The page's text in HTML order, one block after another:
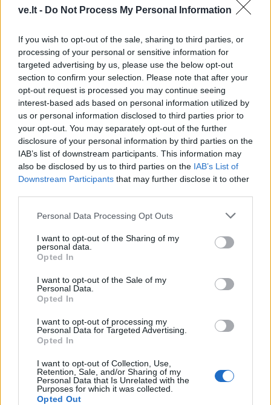
ve.lt - Do Not Process My Personal Information
If you wish to opt-out of the sale, sharing to third parties, or
processing of your personal or sensitive information for
targeted advertising by us, please use the below opt-out
section to confirm your selection. Please note that after your
opt-out request is processed you may continue seeing
interest-based ads based on personal information utilized by
us or personal information disclosed to third parties prior to
your opt-out. You may separately opt-out of the further
disclosure of your personal information by third parties on the
IAB’s list of downstream participants. This information may
also be disclosed by us to third parties on the IAB’s List of
Downstream Participants that may further disclose it to other
Personal Data Processing Opt Outs
I want to opt-out of the Sharing of my
personal data.
Opted In
I want to opt-out of the Sale of my
Personal Data.
Opted In
I want to opt-out of processing my
Personal Data for Targeted Advertising.
Opted In
I want to opt-out of Collection, Use,
Retention, Sale, and/or Sharing of my
Personal Data that Is Unrelated with the
Purposes for which it was collected.
Opted Out
kretingos minija
marijampolės sūduva
VE.lt naujienos
Komentarai
Rašyti komentarą
Komentaras
Sutinku sutaisyklėmis
This site is protected by
reCAPTCHA and the Google